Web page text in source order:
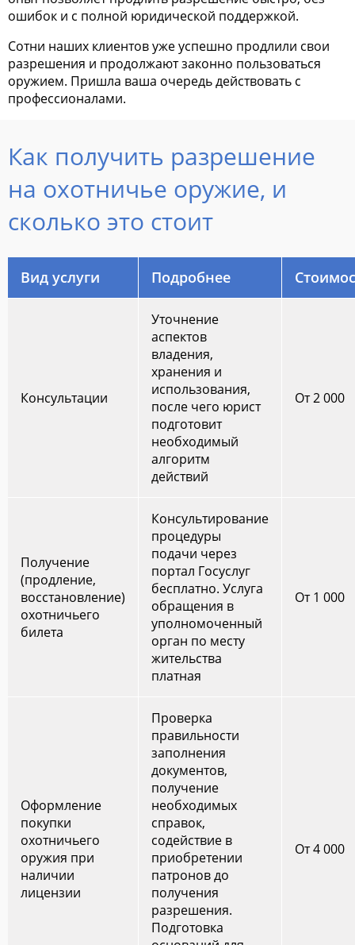
ошибок и с полной юридической поддержкой.
Сотни наших клиентов уже успешно продлили свои
разрешения и продолжают законно пользоваться
оружием. Пришла ваша очередь действовать с
профессионалами.
Как получить разрешение
на охотничье оружие, и
сколько это стоит
Вид услуги Подробнее
Консультации
Уточнение
аспектов
владения,
хранения и
использования,
после чего юрист
подготовит
необходимый
алгоритм
действий
От 2 000
Получение
(продление,
восстановление)
охотничьего
билета
Консультирование
процедуры
подачи через
портал Госуслуг
бесплатно. Услуга
обращения в
уполномоченный
орган по месту
жительства
платная
От 1 000
Оформление
покупки
охотничьего
оружия при
наличии
лицензии
Проверка
правильности
заполнения
документов,
получение
необходимых
справок,
содействие в
приобретении
патронов до
получения
разрешения.
Подготовка
От 4 000